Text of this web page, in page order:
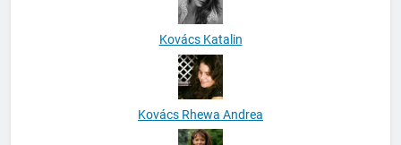
Kovács Katalin
Kovács Rhewa Andrea